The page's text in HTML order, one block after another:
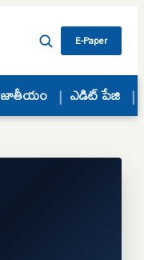
E-Paper
జాతీయం ఎడిట్ పేజి